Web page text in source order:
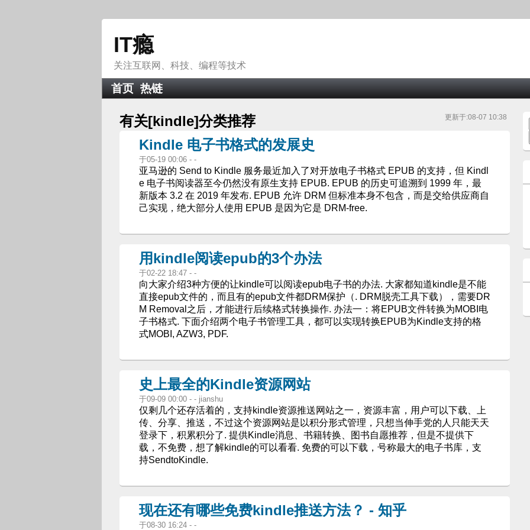
IT瘾
关注互联网、科技、编程等技术
首页 热链
更新于:08-07 10:38
有关[kindle]分类推荐
Kindle 电子书格式的发展史
于05-19 00:06 - -
亚马逊的 Send to Kindle 服务最近加入了对开放电子书格式 EPUB 的支持，但 Kindl
e 电子书阅读器至今仍然没有原生支持 EPUB. EPUB 的历史可追溯到 1999 年，最
新版本 3.2 在 2019 年发布. EPUB 允许 DRM 但标准本身不包含，而是交给供应商自
己实现，绝大部分人使用 EPUB 是因为它是 DRM-free.
用kindle阅读epub的3个办法
于02-22 18:47 - -
向大家介绍3种方便的让kindle可以阅读epub电子书的办法. 大家都知道kindle是不能
直接epub文件的，而且有的epub文件都DRM保护（. DRM脱壳工具下载），需要DR
M Removal之后，才能进行后续格式转换操作. 办法一：将EPUB文件转换为MOBI电
子书格式. 下面介绍两个电子书管理工具，都可以实现转换EPUB为Kindle支持的格
式MOBI, AZW3, PDF.
史上最全的Kindle资源网站
于09-09 00:00 - - jianshu
仅剩几个还存活着的，支持kindle资源推送网站之一，资源丰富，用户可以下载、上
传、分享、推送，不过这个资源网站是以积分形式管理，只想当伸手党的人只能天天
登录下，积累积分了. 提供Kindle消息、书籍转换、图书自愿推荐，但是不提供下
载，不免费，想了解kindle的可以看看. 免费的可以下载，号称最大的电子书库，支
持SendtoKindle.
现在还有哪些免费kindle推送方法？ - 知乎
于08-30 16:24 - -